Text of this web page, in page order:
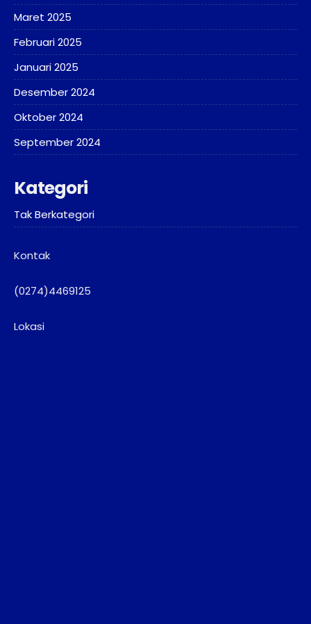
Maret 2025
Februari 2025
Januari 2025
Desember 2024
Oktober 2024
September 2024
Kategori
Tak Berkategori
Kontak
(0274)4469125
Lokasi